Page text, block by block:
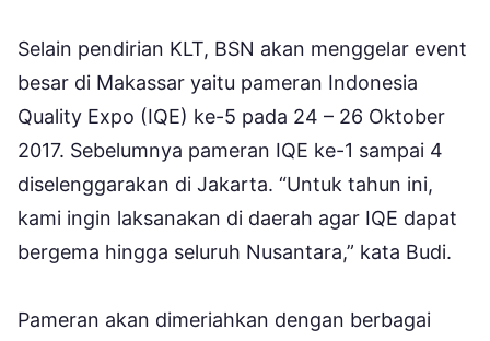
Selain pendirian KLT, BSN akan menggelar event
besar di Makassar yaitu pameran Indonesia
Quality Expo (IQE) ke-5 pada 24 – 26 Oktober
2017. Sebelumnya pameran IQE ke-1 sampai 4
diselenggarakan di Jakarta. “Untuk tahun ini,
kami ingin laksanakan di daerah agar IQE dapat
bergema hingga seluruh Nusantara,” kata Budi.
Pameran akan dimeriahkan dengan berbagai